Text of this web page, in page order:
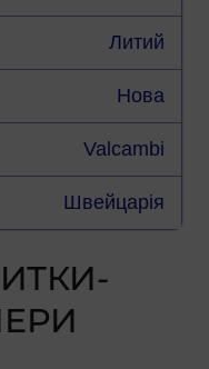
Литий
Нова
Valcambi
Швейцарія